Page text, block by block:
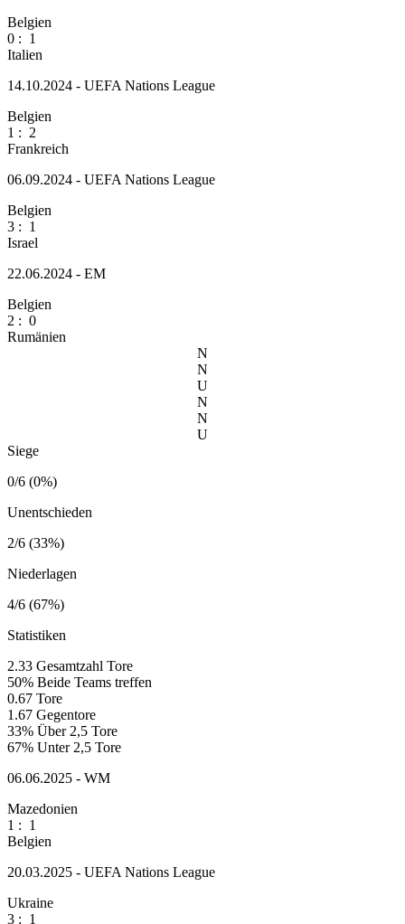
Belgien
0 : 1
Italien
14.10.2024 - UEFA Nations League
Belgien
1 : 2
Frankreich
06.09.2024 - UEFA Nations League
Belgien
3 : 1
Israel
22.06.2024 - EM
Belgien
2 : 0
Rumänien
N
N
U
N
N
U
Siege
0/6 (0%)
Unentschieden
2/6 (33%)
Niederlagen
4/6 (67%)
Statistiken
2.33 Gesamtzahl Tore
50% Beide Teams treffen
0.67 Tore
1.67 Gegentore
33% Über 2,5 Tore
67% Unter 2,5 Tore
06.06.2025 - WM
Mazedonien
1 : 1
Belgien
20.03.2025 - UEFA Nations League
Ukraine
3 : 1